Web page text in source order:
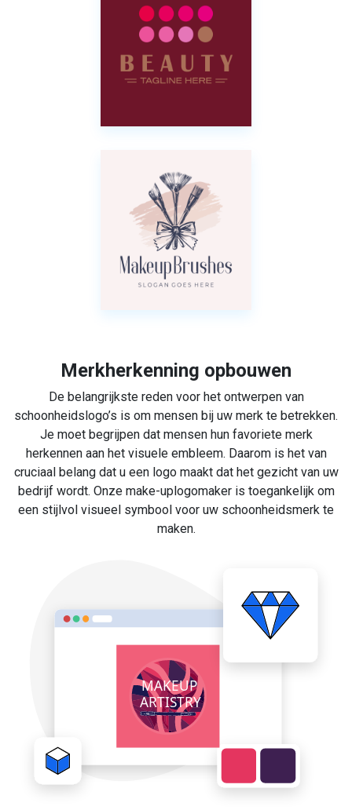
Merkherkenning opbouwen
De belangrijkste reden voor het ontwerpen van
schoonheidslogo’s is om mensen bij uw merk te betrekken.
Je moet begrijpen dat mensen hun favoriete merk
herkennen aan het visuele embleem. Daarom is het van
cruciaal belang dat u een logo maakt dat het gezicht van uw
bedrijf wordt. Onze make-uplogomaker is toegankelijk om
een stijlvol visueel symbool voor uw schoonheidsmerk te
maken.